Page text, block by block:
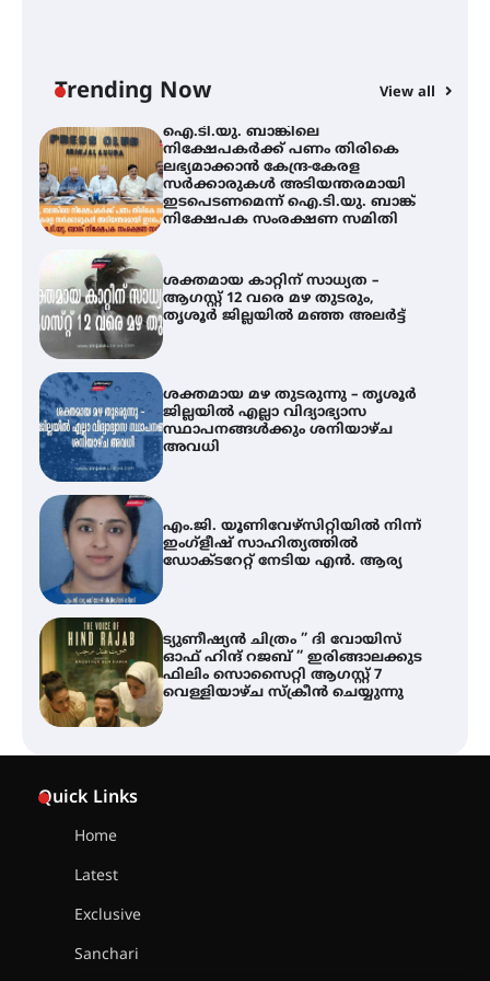
Trending Now View all
ഇടപെടണമെന്ന് ഐ.ടി.യു. ബാങ്ക്
നിക്ഷേപക സംരക്ഷണ സമിതി
ശക്തമായ കാറ്റിന് സാധ്യത –
ആഗസ്റ്റ് 12 വരെ മഴ തുടരും,
തൃശൂർ ജില്ലയിൽ മഞ്ഞ അലർട്ട്
ശക്തമായ മഴ തുടരുന്നു – തൃശൂർ
ജില്ലയിൽ എല്ലാ വിദ്യാഭ്യാസ
സ്ഥാപനങ്ങൾക്കും ശനിയാഴ്ച
അവധി
എം.ജി. യൂണിവേഴ്‌സിറ്റിയിൽ നിന്ന്
ഇംഗ്ളീഷ് സാഹിത്യത്തിൽ
ഡോക്ടറേറ്റ് നേടിയ എൻ. ആര്യ
ട്യുണീഷ്യൻ ചിത്രം ” ദി വോയിസ്
ഓഫ് ഹിന്ദ് റജബ് ” ഇരിങ്ങാലക്കുട
ഫിലിം സൊസൈറ്റി ആഗസ്റ്റ് 7
വെള്ളിയാഴ്ച സ്‌ക്രീൻ ചെയ്യുന്നു
തിരനോട്ടം ‘അരങ്ങ് 2026’ ഉണർന്നു
Quick Links
Home
Latest
Exclusive
Sanchari